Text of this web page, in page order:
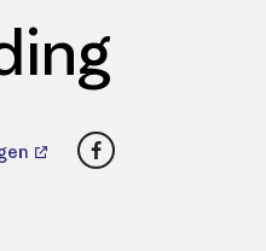
Facebook